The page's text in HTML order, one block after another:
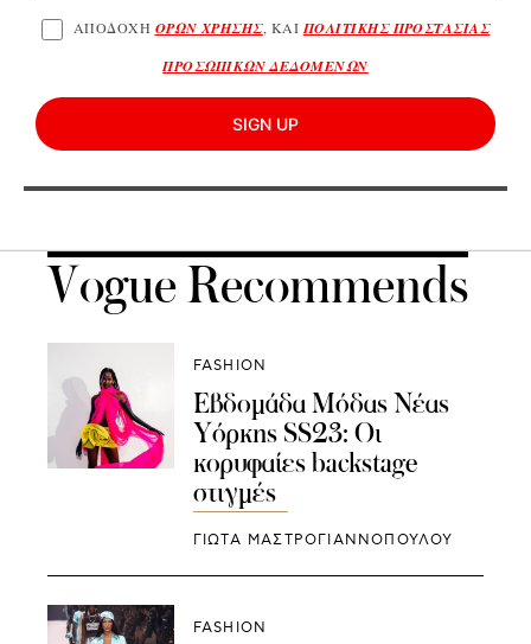
ΑΠΟΔΟΧΗ ΟΡΩΝ ΧΡΗΣΗΣ, ΚΑΙ ΠΟΛΙΤΙΚΗΣ ΠΡΟΣΤΑΣΙΑΣ
ΠΡΟΣΩΠΙΚΩΝ ΔΕΔΟΜΕΝΩΝ
SIGN UP
Vogue Recommends
FASHION
Εβδομάδα Μόδας Νέας
Υόρκης SS23: Οι
κορυφαίες backstage
στιγμές
ΓΙΩΤΑ ΜΑΣΤΡΟΓΙΑΝΝΟΠΟΥΛΟΥ
FASHION